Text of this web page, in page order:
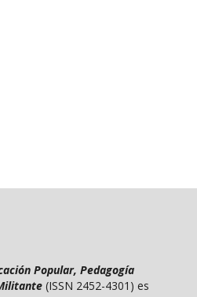
Popular, Pedagogía
(ISSN 2452-4301) es